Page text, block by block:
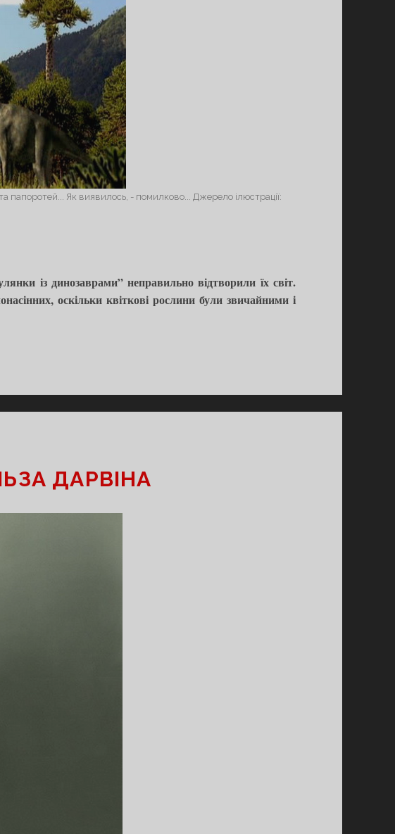
папоротей... Як виявилось, - помилково... Джерело ілюстрації:
із динозаврами” неправильно відтворили їх світ.
оскільки квіткові рослини були звичайними і
ДАРВІНА